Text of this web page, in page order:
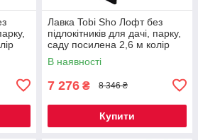
Лавка Tobi Sho Лофт без
підлокітників для дачі, парку,
саду посилена 2,6 м колір
дуб
В наявності
7 276 ₴ 8 346 ₴
Купити